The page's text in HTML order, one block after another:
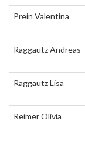
Prein Valentina
Raggautz Andreas
Raggautz Lisa
Reimer Olivia